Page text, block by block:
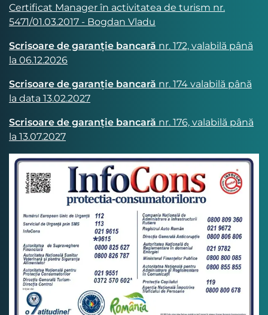
Certificat Manager în activitatea de turism nr.
5471/01.03.2017 - Bogdan Vladu
Scrisoare de garanție bancară nr. 172, valabilă până
la 06.12.2026
Scrisoare de garanție bancară nr. 174 valabilă până
la data 13.02.2027
Scrisoare de garanție bancară nr. 176, valabilă până
la 13.07.2027